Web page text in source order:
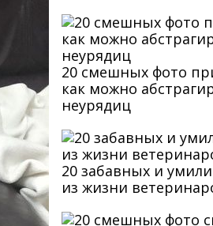
20 смешных фото
как можно
неурядиц
20 забавных и
из жизни